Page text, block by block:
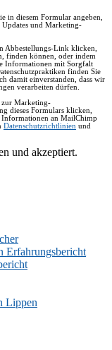
in diesem Formular angeben,
und Marketing-
Abbestellungs-Link klicken,
finden können, oder indem
Informationen mit Sorgfalt
finden Sie
damit einverstanden, dass wir
verarbeiten dürfen.
zur Marketing-
dieses Formulars klicken,
Informationen an MailChimp
Datenschutzrichtlinien und
und akzeptiert.
Erfahrungsbericht
Lippen